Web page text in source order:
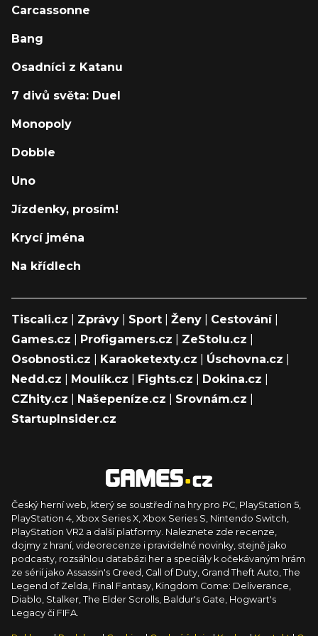
Carcassonne
Bang
Osadníci z Katanu
7 divů světa: Duel
Monopoly
Dobble
Uno
Jízdenky, prosím!
Krycí jména
Na křídlech
Tiscali.cz Zprávy Sport Ženy Cestování|
Games.cz
Profigamers.cz ZeStolu.cz
Osobnosti.cz
Karaoketexty.cz Úschovna.cz
Nedd.cz
Moulík.cz Fights.cz Dokina.cz
CZhity.cz
Našepeníze.cz Srovnám.cz
StartupInsider.cz
Český herní web, který se soustředí na hry pro PC, PlayStation 5,
PlayStation 4, Xbox Series X, Xbox Series S, Nintendo Switch,
PlayStation VR2 a další platformy. Naleznete zde recenze,
dojmy z hraní, videorecenze i pravidelné novinky, stejně jako
podcasty, rozsáhlou databázi her a speciály k očekávaným hrám
ze sérií jako Assassin's Creed, Call of Duty, Grand Theft Auto, The
Legend of Zelda, Final Fantasy, Kingdom Come: Deliverance,
Diablo, Stalker, The Elder Scrolls, Baldur's Gate, Hogwart's
Legacy či FIFA.